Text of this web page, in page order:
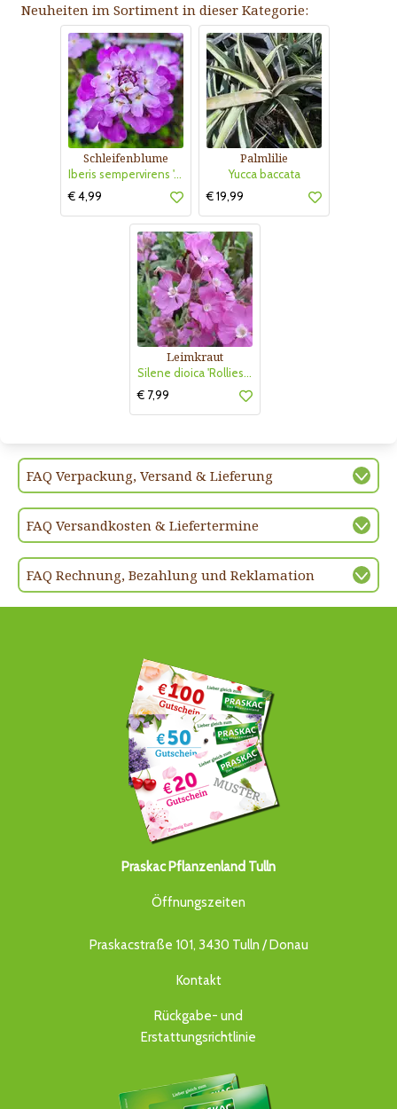
Neuheiten im Sortiment in dieser Kategorie:
Schleifenblume
Iberis sempervirens 'Absolutely Amethyst'
€ 4,99
Palmlilie
Yucca baccata
€ 19,99
Leimkraut
Silene dioica 'Rollies Favorite'
€ 7,99
FAQ Verpackung, Versand & Lieferung
FAQ Versandkosten & Liefertermine
FAQ Rechnung, Bezahlung und Reklamation
Praskac Pflanzenland Tulln
Öffnungszeiten
Praskacstraße 101, 3430 Tulln / Donau
Kontakt
Rückgabe- und
Erstattungsrichtlinie